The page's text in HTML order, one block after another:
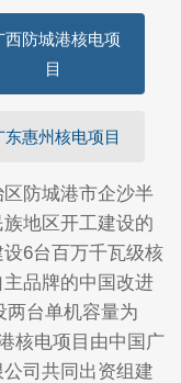
西防城港核电项
目
东惠州核电项目
防城港市企沙半
地区开工建设的
6台百万千瓦级核
品牌的中国改进
台单机容量为
核电项目由中国广
司共同出资组建